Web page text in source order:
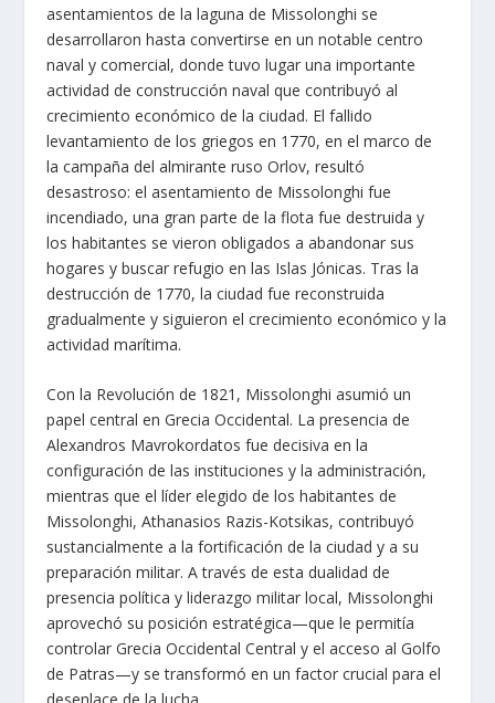
asentamientos de la laguna de Missolonghi se
desarrollaron hasta convertirse en un notable centro
naval y comercial, donde tuvo lugar una importante
actividad de construcción naval que contribuyó al
crecimiento económico de la ciudad. El fallido
levantamiento de los griegos en 1770, en el marco de
la campaña del almirante ruso Orlov, resultó
desastroso: el asentamiento de Missolonghi fue
incendiado, una gran parte de la flota fue destruida y
los habitantes se vieron obligados a abandonar sus
hogares y buscar refugio en las Islas Jónicas. Tras la
destrucción de 1770, la ciudad fue reconstruida
gradualmente y siguieron el crecimiento económico y la
actividad marítima.
Con la Revolución de 1821, Missolonghi asumió un
papel central en Grecia Occidental. La presencia de
Alexandros Mavrokordatos fue decisiva en la
configuración de las instituciones y la administración,
mientras que el líder elegido de los habitantes de
Missolonghi, Athanasios Razis-Kotsikas, contribuyó
sustancialmente a la fortificación de la ciudad y a su
preparación militar. A través de esta dualidad de
presencia política y liderazgo militar local, Missolonghi
aprovechó su posición estratégica—que le permitía
controlar Grecia Occidental Central y el acceso al Golfo
de Patras—y se transformó en un factor crucial para el